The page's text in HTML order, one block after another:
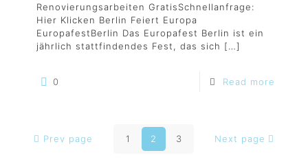
Renovierungsarbeiten GratisSchnellanfrage:
Hier Klicken Berlin Feiert Europa
EuropafestBerlin Das Europafest Berlin ist ein
jährlich stattfindendes Fest, das sich […]
0 Read more
Prev page 1 2 3 Next page